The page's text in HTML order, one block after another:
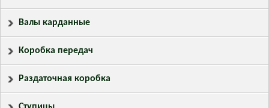
Валы карданные
Коробка передач
Раздаточная коробка